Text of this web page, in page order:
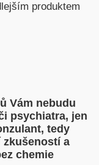
produktem
Vám nebudu
psychiatra, jen
tedy
zkušeností a
chemie